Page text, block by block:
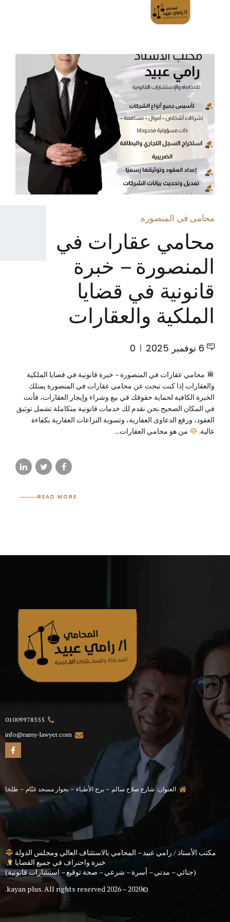
محامى فى المنصوره
محامي عقارات في
المنصورة – خبرة
قانونية في قضايا
الملكية والعقارات
6 نوفمبر 2025 0
محامي عقارات في المنصورة – خبرة قانونية في قضايا الملكية
والعقارات إذا كنت تبحث عن محامي عقارات في المنصورة يمتلك
الخبرة الكافية لحماية حقوقك في بيع وشراء وإيجار العقارات، فأنت
في المكان الصحيح.نحن نقدم لك خدمات قانونية متكاملة تشمل توثيق
العقود، ورفع الدعاوى العقارية، وتسوية النزاعات العقارية بكفاءة
عالية.
من هو محامي العقارات...
READ MORE
01009978555
info@ramy-lawyer.com
العنوان: شارع صلاح سالم – برج الأطباء – بجوار مسجد غنّام – طلخا
مكتب الأستاذ / رامي عبيد – المحامي بالاستئناف العالي ومجلس الدولة
خبرة واحتراف في جميع القضايا
(جنائي – مدني – أسرة – شرعي – صحة توقيع – استشارات قانونية)
©2020 – 2026
kayan plus. All rights reserved.